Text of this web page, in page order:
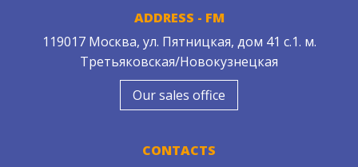
ADDRESS - FM
119017 Москва, ул. Пятницкая, дом 41 с.1. м.
Третьяковская/Новокузнецкая
Our sales office
CONTACTS